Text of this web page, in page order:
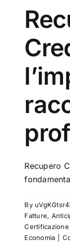
Recupero
By
Fatture,
Economia